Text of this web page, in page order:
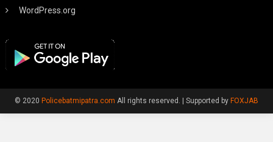
WordPress.org
© 2020 Policebatmipatra.com All rights reserved. Supported by FOXJAB